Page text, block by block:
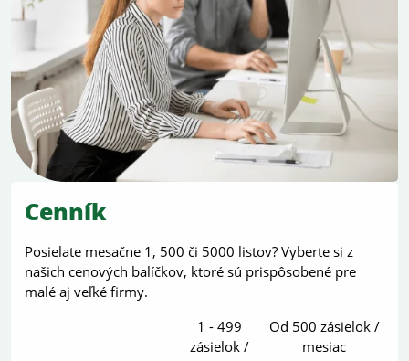
Cenník
Posielate mesačne 1, 500 či 5000 listov? Vyberte si z
našich cenových balíčkov, ktoré sú prispôsobené pre
malé aj veľké firmy.
1 - 499
zásielok /
Od 500 zásielok /
mesiac